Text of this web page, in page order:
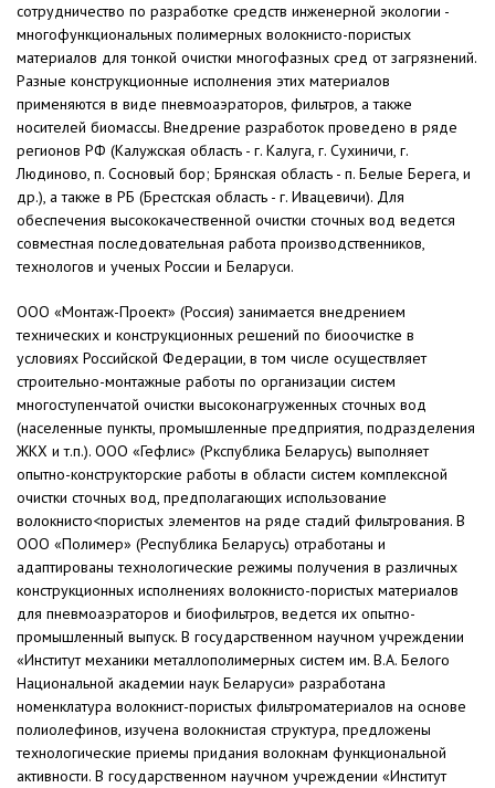
сотрудничество по разработке средств инженерной экологии -
многофункциональных полимерных волокнисто-пористых
материалов для тонкой очистки многофазных сред от загрязнений.
Разные конструкционные исполнения этих материалов
применяются в виде пневмоаэраторов, фильтров, а также
носителей биомассы. Внедрение разработок проведено в ряде
регионов РФ (Калужская область - г. Калуга, г. Сухиничи, г.
Людиново, п. Сосновый бор; Брянская область - п. Белые Берега, и
др.), а также в РБ (Брестская область - г. Ивацевичи). Для
обеспечения высококачественной очистки сточных вод ведется
совместная последовательная работа производственников,
технологов и ученых России и Беларуси.
ООО «Монтаж-Проект» (Россия) занимается внедрением
технических и конструкционных решений по биоочистке в
условиях Российской Федерации, в том числе осуществляет
строительно-монтажные работы по организации систем
многоступенчатой очистки высоконагруженных сточных вод
(населенные пункты, промышленные предприятия, подразделения
ЖКХ и т.п.). ООО «Гефлис» (Ркспублика Беларусь) выполняет
опытно-конструкторские работы в области систем комплексной
очистки сточных вод, предполагающих использование
волокнисто<пористых элементов на ряде стадий фильтрования. В
ООО «Полимер» (Республика Беларусь) отработаны и
адаптированы технологические режимы получения в различных
конструкционных исполнениях волокнисто-пористых материалов
для пневмоаэраторов и биофильтров, ведется их опытно-
промышленный выпуск. В государственном научном учреждении
«Институт механики металлополимерных систем им. В.А. Белого
Национальной академии наук Беларуси» разработана
номенклатура волокнист-пористых фильтроматериалов на основе
полиолефинов, изучена волокнистая структура, предложены
технологические приемы придания волокнам функциональной
активности. В государственном научном учреждении «Институт